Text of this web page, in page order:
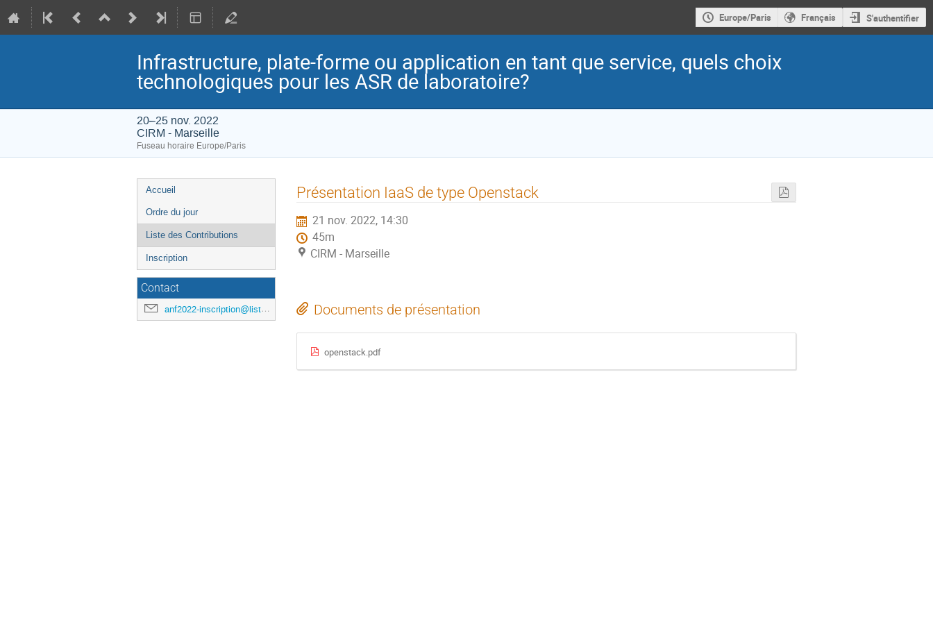
Europe/Paris Français S'authentifier
Infrastructure, plate-forme ou application en tant que service, quels choix
technologiques pour les ASR de laboratoire?
20–25 nov. 2022
CIRM - Marseille
Fuseau horaire Europe/Paris
Menu
de
l'événement
Accueil
Ordre du jour
Liste des Contributions
Inscription
Contact
anf2022-inscription@listes.mathrice.fr
Présentation IaaS de type Openstack
21 nov. 2022, 14:30
45m
CIRM - Marseille
Documents de présentation
openstack.pdf